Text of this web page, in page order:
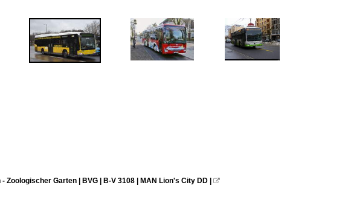
Zoologischer Garten | BVG | B-V 3108 | MAN Lion's City DD | 